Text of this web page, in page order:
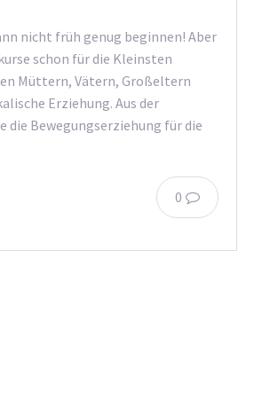
nicht früh genug beginnen! Aber
schon für die Kleinsten
Müttern, Vätern, Großeltern
Erziehung. Aus der
die Bewegungserziehung für die
0